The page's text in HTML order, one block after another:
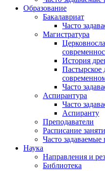
Образование
Бакалавриат
Часто
Магистратура
История
Пастырское
Часто
Аспирантура
Часто
Аспиранту
Преподаватели
Расписание
Часто задаваемые
Наука
Направления и
Библиотека